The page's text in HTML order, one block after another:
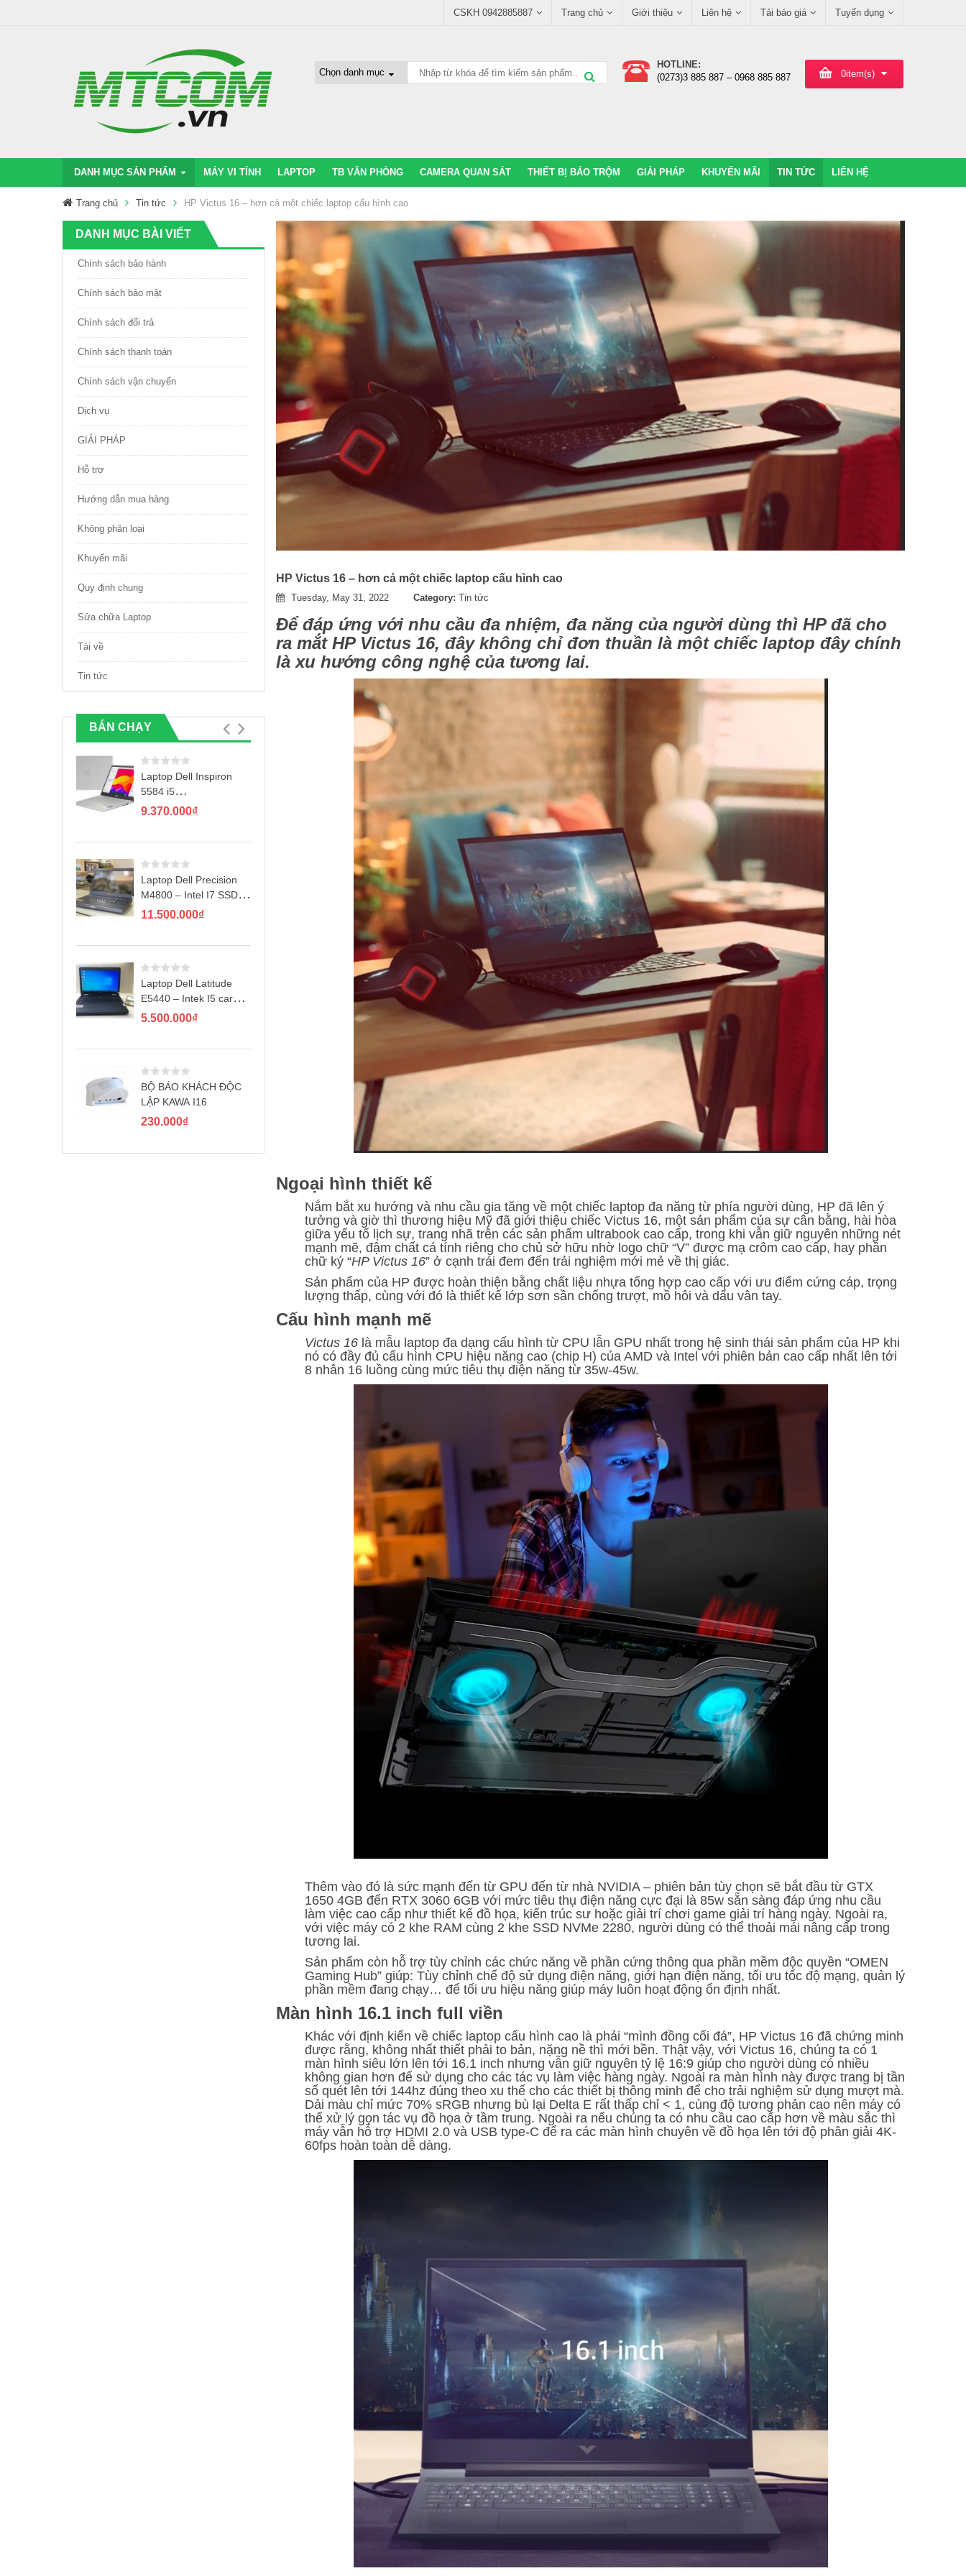
CSKH 0942885887 Trang chủ Giới thiệu Liên hệ Tải báo giá Tuyển dụng
0item(s)
HOTLINE:
(0273)3 885 887 – 0968 885 887
DANH MỤC SẢN PHẨM MÁY VI TÍNH LAPTOP TB VĂN PHÒNG CAMERA QUAN SÁT THIẾT BỊ BÁO TRỘM GIẢI PHÁP KHUYẾN MÃI TIN TỨC LIÊN HỆ
Trang chủ Tin tức HP Victus 16 – hơn cả một chiếc laptop cấu hình cao
DANH MỤC BÀI VIẾT
Chính sách bảo hành
Chính sách bảo mật
Chính sách đổi trả
Chính sách thanh toán
Chính sách vận chuyển
Dịch vụ
GIẢI PHÁP
Hỗ trợ
Hướng dẫn mua hàng
Không phân loại
Khuyến mãi
Quy định chung
Sửa chữa Laptop
Tải về
Tin tức
BÁN CHẠY
Laptop Dell Inspiron
5584 i5
8265U/4GB/1TB/2GB
9.370.000₫
Laptop Dell Precision
M4800 – Intel I7 SSD
256GB
11.500.000₫
Laptop Dell Latitude
E5440 – Intek I5 card
rời GT720M
5.500.000₫
BỘ BÁO KHÁCH ĐỘC
LẬP KAWA I16
230.000₫
HP Victus 16 – hơn cả một chiếc laptop cấu hình cao
Tuesday, May 31, 2022 Category: Tin tức
Để đáp ứng với nhu cầu đa nhiệm, đa năng của người dùng thì HP đã cho
ra mắt HP Victus 16, đây không chỉ đơn thuần là một chiếc laptop đây chính
là xu hướng công nghệ của tương lai.
Ngoại hình thiết kế
Nắm bắt xu hướng và nhu cầu gia tăng về một chiếc laptop đa năng từ phía người dùng, HP đã lên ý
tưởng và giờ thì thương hiệu Mỹ đã giới thiệu chiếc Victus 16, một sản phẩm của sự cân bằng, hài hòa
giữa yếu tố lịch sự, trang nhã trên các sản phẩm ultrabook cao cấp, trong khi vẫn giữ nguyên những nét
mạnh mẽ, đậm chất cá tính riêng cho chủ sở hữu nhờ logo chữ “V” được mạ crôm cao cấp, hay phần
chữ ký “HP Victus 16” ở cạnh trái đem đến trải nghiệm mới mẻ về thị giác.
Sản phẩm của HP được hoàn thiện bằng chất liệu nhựa tổng hợp cao cấp với ưu điểm cứng cáp, trọng
lượng thấp, cùng với đó là thiết kế lớp sơn sần chống trượt, mồ hôi và dấu vân tay.
Cấu hình mạnh mẽ
Victus 16 là mẫu laptop đa dạng cấu hình từ CPU lẫn GPU nhất trong hệ sinh thái sản phẩm của HP khi
nó có đầy đủ cấu hình CPU hiệu năng cao (chip H) của AMD và Intel với phiên bản cao cấp nhất lên tới
8 nhân 16 luồng cùng mức tiêu thụ điện năng từ 35w-45w.
Thêm vào đó là sức mạnh đến từ GPU đến từ nhà NVIDIA – phiên bản tùy chọn sẽ bắt đầu từ GTX
1650 4GB đến RTX 3060 6GB với mức tiêu thụ điện năng cực đại là 85w sẵn sàng đáp ứng nhu cầu
làm việc cao cấp như thiết kế đồ họa, kiến trúc sư hoặc giải trí chơi game giải trí hàng ngày. Ngoài ra,
với việc máy có 2 khe RAM cùng 2 khe SSD NVMe 2280, người dùng có thể thoải mái nâng cấp trong
tương lai.
Sản phẩm còn hỗ trợ tùy chỉnh các chức năng về phần cứng thông qua phần mềm độc quyền “OMEN
Gaming Hub” giúp: Tùy chỉnh chế độ sử dụng điện năng, giới hạn điện năng, tối ưu tốc độ mạng, quản lý
phần mềm đang chạy… để tối ưu hiệu năng giúp máy luôn hoạt động ổn định nhất.
Màn hình 16.1 inch full viền
Khác với định kiến về chiếc laptop cấu hình cao là phải “mình đồng cối đá”, HP Victus 16 đã chứng minh
được rằng, không nhất thiết phải to bản, nặng nề thì mới bền. Thật vậy, với Victus 16, chúng ta có 1
màn hình siêu lớn lên tới 16.1 inch nhưng vẫn giữ nguyên tỷ lệ 16:9 giúp cho người dùng có nhiều
không gian hơn để sử dụng cho các tác vụ làm việc hàng ngày. Ngoài ra màn hình này được trang bị tần
số quét lên tới 144hz đúng theo xu thế cho các thiết bị thông minh để cho trải nghiệm sử dụng mượt mà.
Dải màu chỉ mức 70% sRGB nhưng bù lại Delta E rất thấp chỉ < 1, cùng độ tương phản cao nên máy có
thể xử lý gọn tác vụ đồ họa ở tầm trung. Ngoài ra nếu chúng ta có nhu cầu cao cấp hơn về màu sắc thì
máy vẫn hỗ trợ HDMI 2.0 và USB type-C để ra các màn hình chuyên về đồ họa lên tới độ phân giải 4K-
60fps hoàn toàn dễ dàng.